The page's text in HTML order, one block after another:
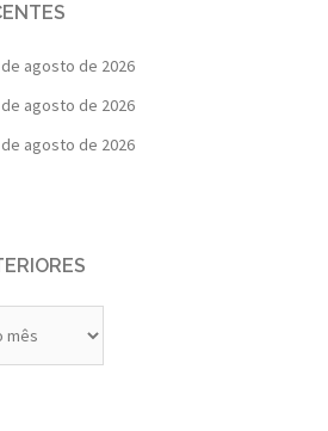
agosto de 2026
de agosto de 2026
agosto de 2026